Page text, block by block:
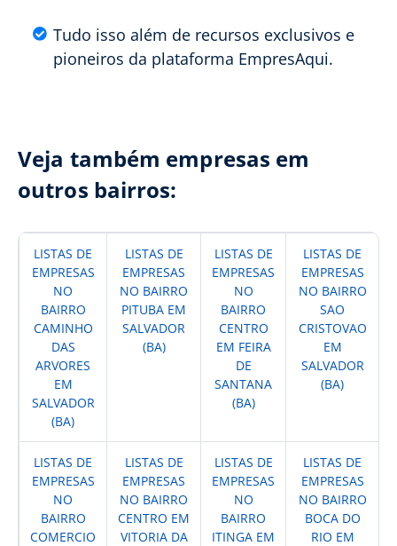
Tudo isso além de recursos exclusivos e
pioneiros da plataforma EmpresAqui.
Veja também empresas em
outros bairros:
LISTAS DE
EMPRESAS
NO
BAIRRO
CAMINHO
DAS
ARVORES
EM
SALVADOR
(BA)
LISTAS DE
EMPRESAS
NO BAIRRO
PITUBA EM
SALVADOR
(BA)
LISTAS DE
EMPRESAS
NO
BAIRRO
CENTRO
EM FEIRA
DE
SANTANA
(BA)
LISTAS DE
EMPRESAS
NO BAIRRO
SAO
CRISTOVAO
EM
SALVADOR
(BA)
LISTAS DE
EMPRESAS
NO
BAIRRO
COMERCIO
LISTAS DE
EMPRESAS
NO BAIRRO
CENTRO EM
VITORIA DA
LISTAS DE
EMPRESAS
NO
BAIRRO
ITINGA EM
LISTAS DE
EMPRESAS
NO BAIRRO
BOCA DO
RIO EM